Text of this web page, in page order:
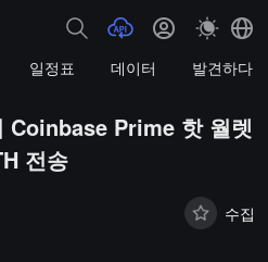
일정표 데이터 발견하다
Coinbase Prime 핫 월렛
전송
수집